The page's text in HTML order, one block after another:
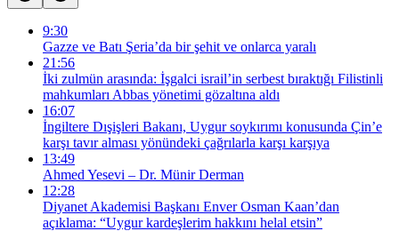
9:30
Gazze ve Batı Şeria’da bir şehit ve onlarca yaralı
21:56
İki zulmün arasında: İşgalci israil’in serbest bıraktığı Filistinli
mahkumları Abbas yönetimi gözaltına aldı
16:07
İngiltere Dışişleri Bakanı, Uygur soykırımı konusunda Çin’e
karşı tavır alması yönündeki çağrılarla karşı karşıya
13:49
Ahmed Yesevi – Dr. Münir Derman
12:28
Diyanet Akademisi Başkanı Enver Osman Kaan’dan
açıklama: “Uygur kardeşlerim hakkını helal etsin”